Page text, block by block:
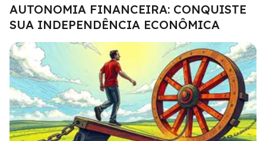
AUTONOMIA FINANCEIRA: CONQUISTE
SUA INDEPENDÊNCIA ECONÔMICA